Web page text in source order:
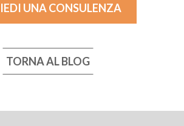
UNA CONSULENZA
TORNA AL BLOG